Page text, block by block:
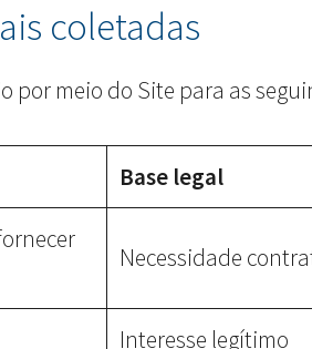
coletadas
por meio do Site para as
Base legal
Necessidade
Interesse legítimo